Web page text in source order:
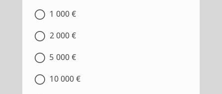
1 000 €
2 000 €
5 000 €
10 000 €